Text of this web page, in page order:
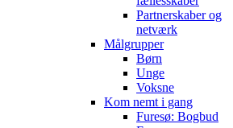
Partnerskaber og
netværk
Målgrupper
Børn
Unge
Voksne
Kom nemt i gang
Furesø: Bogbud